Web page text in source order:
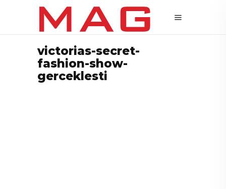
victorias-secret-
fashion-show-
gerceklesti